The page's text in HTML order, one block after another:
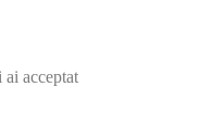
acceptat